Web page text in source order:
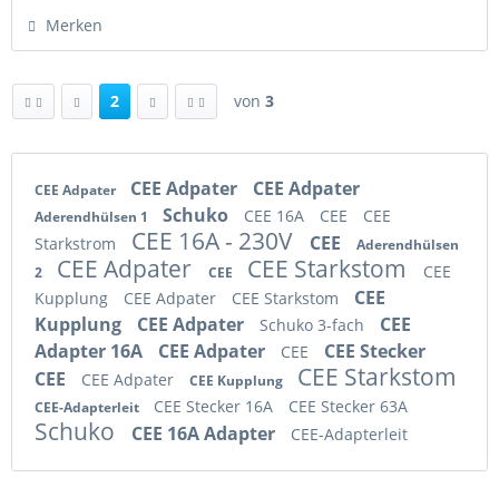
Merken
2 von 3
CEE Adpater CEE Adpater CEE Adpater
Aderendhülsen 1 Schuko CEE 16A CEE
CEE
Starkstrom
CEE 16A - 230V CEE
Aderendhülsen
2
CEE Adpater CEE CEE Starkstom
CEE
Kupplung
CEE Adpater CEE Starkstom
CEE
Kupplung
CEE Adpater Schuko 3-fach
CEE
Adapter 16A
CEE Adpater CEE
CEE Stecker
CEE
CEE Adpater CEE Kupplung CEE Starkstom
CEE-Adapterleit CEE Stecker 16A CEE Stecker 63A
Schuko CEE 16A Adapter CEE-Adapterleit